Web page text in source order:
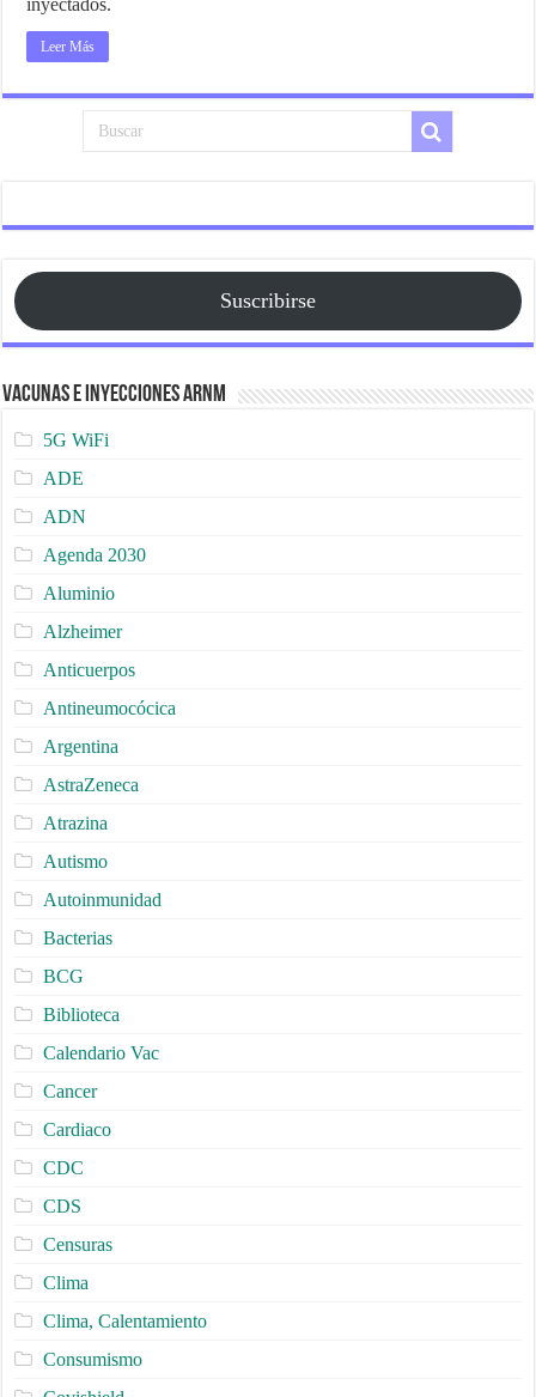
inyectados.
Leer Más
Suscribirse
Vacunas e Inyecciones ARNm
5G WiFi
ADE
ADN
Agenda 2030
Aluminio
Alzheimer
Anticuerpos
Antineumocócica
Argentina
AstraZeneca
Atrazina
Autismo
Autoinmunidad
Bacterias
BCG
Biblioteca
Calendario Vac
Cancer
Cardiaco
CDC
CDS
Censuras
Clima
Clima, Calentamiento
Consumismo